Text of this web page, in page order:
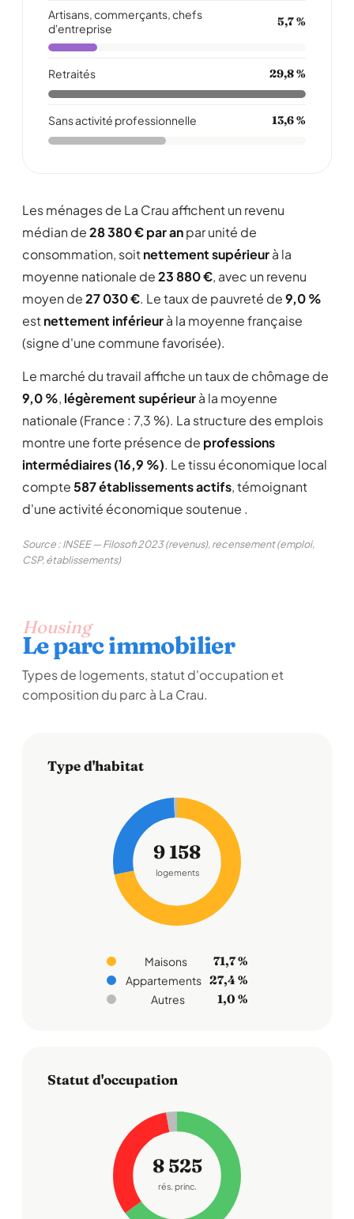
Artisans, commerçants, chefs
d'entreprise
5,7 %
Retraités 29,8 %
Sans activité professionnelle 13,6 %
Les ménages de La Crau affichent un revenu
médian de28 380 € par anpar unité de
consommation, soitnettement supérieurà la
moyenne nationale de23 880 €, avec un revenu
moyen de27 030 €. Le taux de pauvreté de9,0 %
estnettement inférieurà la moyenne française
(signe d'une commune favorisée).
Le marché du travail affiche un taux de chômage de
9,0 %, légèrement supérieurà la moyenne
nationale (France : 7,3 %). La structure des emplois
montre une forte présence de professions
intermédiaires (16,9 %). Le tissu économique local
compte587 établissements actifs, témoignant
d'une activité économique soutenue .
Source : INSEE — Filosofi 2023 (revenus), recensement (emploi,
CSP, établissements)
Housing
Le parc immobilier
Types de logements, statut d'occupation et
composition du parc à La Crau.
Type d'habitat
9 158
logements
Maisons 71,7 %
Appartements 27,4 %
Autres 1,0 %
Statut d'occupation
8 525
rés. princ.